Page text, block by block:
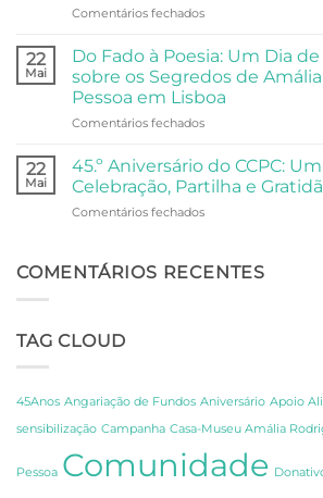
eVisita
Universidade
Sénior
Palácio
Anjos
Comentários fechadosem
Sénior
Visita
o
Oceanário
de
22
Mai
Do Fado à Poesia: Um Dia
sobre os Segredos de
Pessoa em Lisboa
Comentários fechadosem
Fado
à
Poesia:
Um
Descoberta
Fernando
em
Lisboa
22
Mai
45.º Aniversário do CCPC:
Celebração, Partilha e
Comentários fechadosem
do
e
COMENTÁRIOS RECENTES
TAG CLOUD
45Anos Angariação de Fundos Aniversário Apoio
sensibilização Campanha Casa-Museu Amália
Pessoa Comunidade